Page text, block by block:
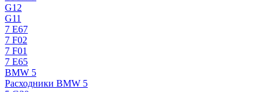
G12
G11
7 Е67
7 F02
7 F01
7 E65
BMW 5
Расходники BMW 5